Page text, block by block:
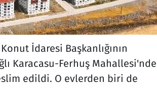
İdaresi Başkanlığının
Karacasu-Ferhuş Mahallesi'nde
edildi. O evlerden biri de